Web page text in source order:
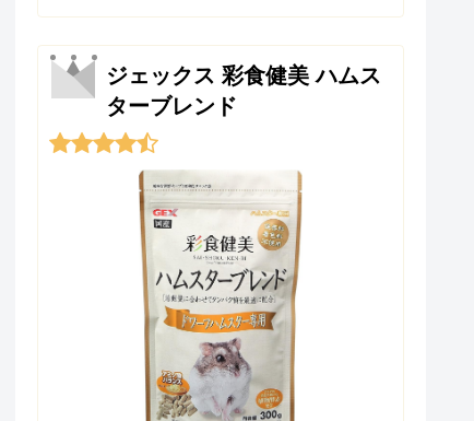
ジェックス 彩食健美 ハムス
ターブレンド